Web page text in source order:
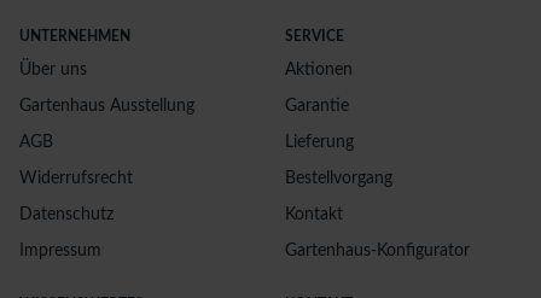
UNTERNEHMEN
Über uns
Gartenhaus Ausstellung
AGB
Widerrufsrecht
Datenschutz
Impressum
SERVICE
Aktionen
Garantie
Lieferung
Bestellvorgang
Kontakt
Gartenhaus-Konfigurator